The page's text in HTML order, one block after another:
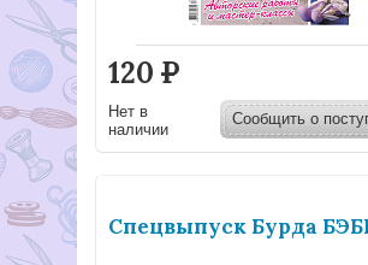
120 Р
Нет в
наличии
Сообщить о
Спецвыпуск Бурда